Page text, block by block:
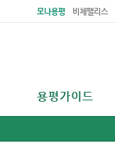
모나용평 비체팰리스
용평가이드